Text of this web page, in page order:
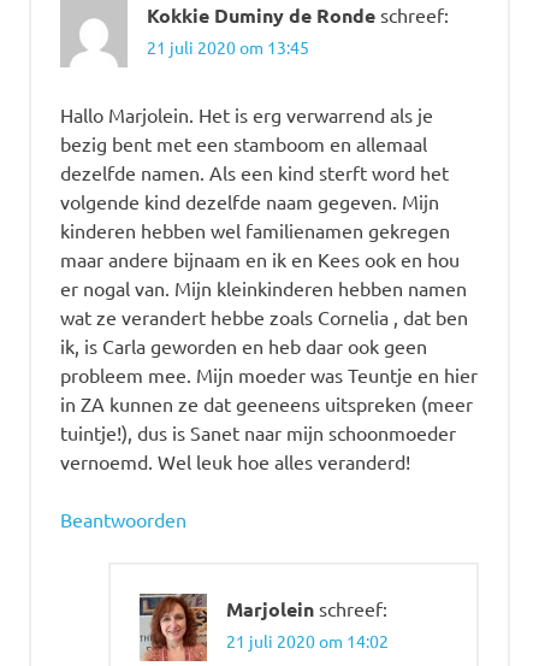
Kokkie Duminy de Ronde schreef:
21 juli 2020 om 13:45
Hallo Marjolein. Het is erg verwarrend als je
bezig bent met een stamboom en allemaal
dezelfde namen. Als een kind sterft word het
volgende kind dezelfde naam gegeven. Mijn
kinderen hebben wel familienamen gekregen
maar andere bijnaam en ik en Kees ook en hou
er nogal van. Mijn kleinkinderen hebben namen
wat ze verandert hebbe zoals Cornelia , dat ben
ik, is Carla geworden en heb daar ook geen
probleem mee. Mijn moeder was Teuntje en hier
in ZA kunnen ze dat geeneens uitspreken (meer
tuintje!), dus is Sanet naar mijn schoonmoeder
vernoemd. Wel leuk hoe alles veranderd!
Beantwoorden
Marjolein schreef:
21 juli 2020 om 14:02